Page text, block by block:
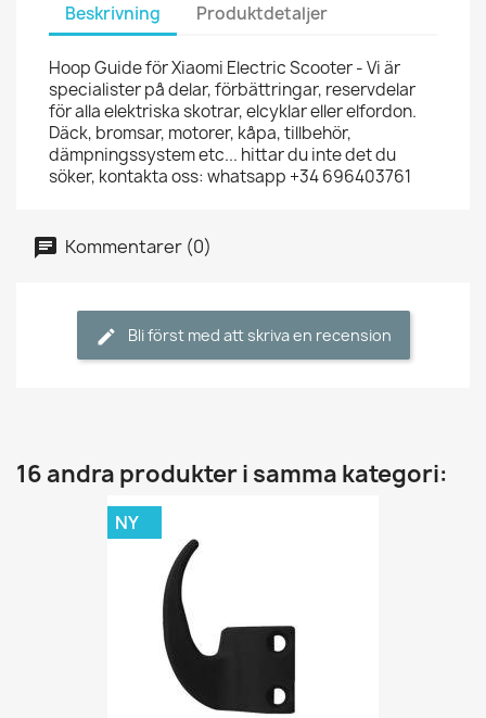
Beskrivning Produktdetaljer
Hoop Guide för Xiaomi Electric Scooter - Vi är
specialister på delar, förbättringar, reservdelar
för alla elektriska skotrar, elcyklar eller elfordon.
Däck, bromsar, motorer, kåpa, tillbehör,
dämpningssystem etc... hittar du inte det du
söker, kontakta oss: whatsapp +34 696403761
Kommentarer (0)
Bli först med att skriva en recension
16 andra produkter i samma kategori:
NY